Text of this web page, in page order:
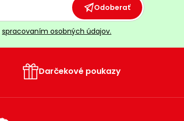
Odoberať
spracovaním osobných údajov.
Darčekové poukazy